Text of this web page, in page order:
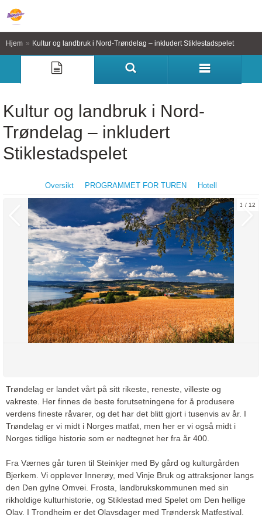
Hjem » Kultur og landbruk i Nord-Trøndelag – inkludert Stiklestadspelet
Kultur og landbruk i Nord-
Trøndelag – inkludert
Stiklestadspelet
Oversikt PROGRAMMET FOR TUREN Hotell
1 12
Trøndelag er landet vårt på sitt rikeste, reneste, villeste og
vakreste. Her finnes de beste forutsetningene for å produsere
verdens fineste råvarer, og det har det blitt gjort i tusenvis av år. I
Trøndelag er vi midt i Norges matfat, men her er vi også midt i
Norges tidlige historie som er nedtegnet her fra år 400.
Fra Værnes går turen til Steinkjer med By gård og kulturgården
Bjerkem. Vi opplever Innerøy, med Vinje Bruk og attraksjoner langs
den Den gylne Omvei. Frosta, landbrukskommunen med sin
rikholdige kulturhistorie, og Stiklestad med Spelet om Den hellige
Olav. I Trondheim er det Olavsdager med Trøndersk Matfestival.